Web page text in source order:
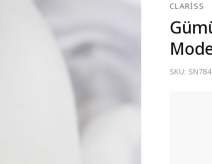
CLARISS
SKU: SN784